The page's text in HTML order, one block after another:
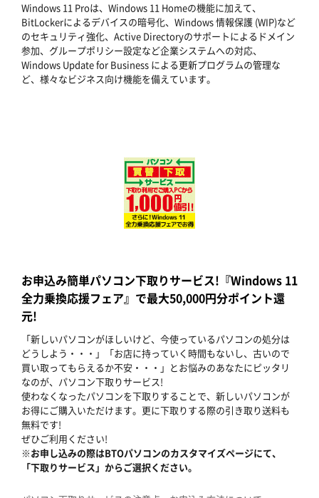
Windows 11 Proは、Windows 11 Homeの機能に加えて、
BitLockerによるデバイスの暗号化、Windows 情報保護 (WIP)など
のセキュリティ強化、Active Directoryのサポートによるドメイン
参加、グループポリシー設定など企業システムへの対応、
Windows Update for Business による更新プログラムの管理な
ど、様々なビジネス向け機能を備えています。
お申込み簡単パソコン下取りサービス!『Windows 11
全力乗換応援フェア』で最大50,000円分ポイント還
元!
「新しいパソコンがほしいけど、今使っているパソコンの処分は
どうしよう・・・」「お店に持っていく時間もないし、古いので
買い取ってもらえるか不安・・・」とお悩みのあなたにピッタリ
なのが、パソコン下取りサービス!
使わなくなったパソコンを下取りすることで、新しいパソコンが
お得にご購入いただけます。更に下取りする際の引き取り送料も
無料です!
ぜひご利用ください!
※お申し込みの際はBTOパソコンのカスタマイズページにて、
「下取りサービス」からご選択ください。